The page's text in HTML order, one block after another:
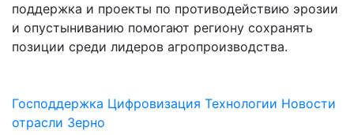
поддержка и проекты по противодействию эрозии
и опустыниванию помогают региону сохранять
позиции среди лидеров агропроизводства.
Господдержка Цифровизация Технологии Новости
отрасли Зерно